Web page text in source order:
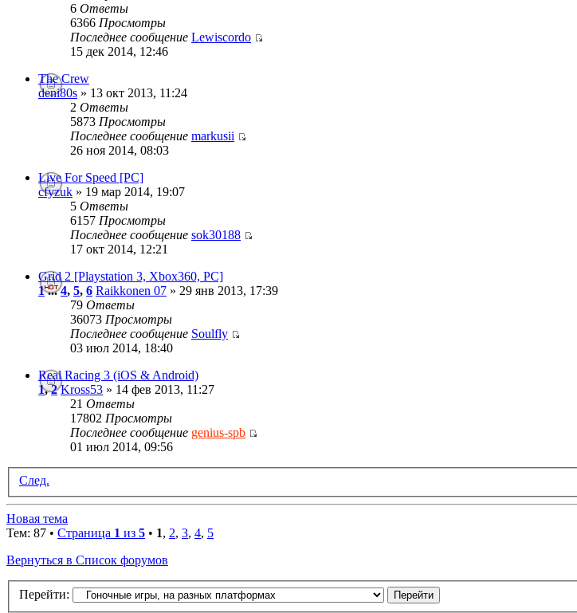
6 Ответы
6366 Просмотры
Последнее сообщение Lewiscordo
15 дек 2014, 12:46
The Crew
deni80s » 13 окт 2013, 11:24
2 Ответы
5873 Просмотры
Последнее сообщение markusii
26 ноя 2014, 08:03
Live For Speed [PC]
cfyzuk » 19 мар 2014, 19:07
5 Ответы
6157 Просмотры
Последнее сообщение sok30188
17 окт 2014, 12:21
Grid 2 [Playstation 3, Xbox360, РС]
1...4, 5, 6 Raikkonen 07 » 29 янв 2013, 17:39
79 Ответы
36073 Просмотры
Последнее сообщение Soulfly
03 июл 2014, 18:40
Real Racing 3 (iOS & Android)
1,2 Kross53 » 14 фев 2013, 11:27
21 Ответы
17802 Просмотры
Последнее сообщение genius-spb
01 июл 2014, 09:56
След.
Новая тема
Тем: 87 • Страница 1 из 5 • 1, 2, 3, 4, 5
Вернуться в Список форумов
Перейти: